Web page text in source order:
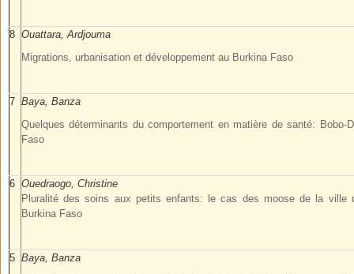
8 Ouattara, Ardjouma
Migrations, urbanisation et développement au Burkina Faso
7 Baya, Banza
Quelques déterminants du comportement en matière de santé: Bobo-
Faso
6 Ouedraogo, Christine
Pluralité des soins aux petits enfants: le cas des moose de la ville
Burkina Faso
5 Baya, Banza